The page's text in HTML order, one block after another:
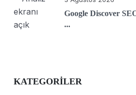
Google Discover
...
KATEGORILER